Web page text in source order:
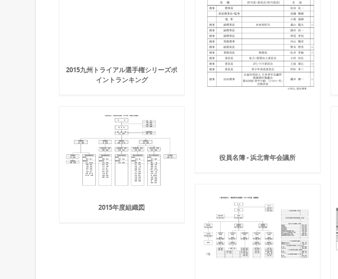
2015九州トライアル選手権シリーズポ
イントランキング
役員名簿 - 浜北青年会議所
2015年度組織図